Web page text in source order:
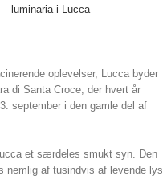
oplevelser, Lucca byder
di Santa Croce, der hvert år
september i den gamle del af
et særdeles smukt syn. Den
nemlig af tusindvis af levende lys